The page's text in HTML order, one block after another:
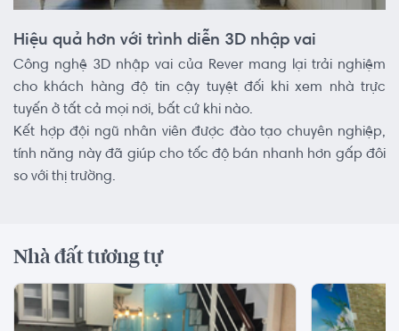
Hiệu quả hơn với trình diễn 3D nhập vai
Công nghệ 3D nhập vai của Rever mang lại trải nghiệm
cho khách hàng độ tin cậy tuyệt đối khi xem nhà trực
tuyến ở tất cả mọi nơi, bất cứ khi nào.
Kết hợp đội ngũ nhân viên được đào tạo chuyên nghiệp,
tính năng này đã giúp cho tốc độ bán nhanh hơn gấp đôi
so với thị trường.
Nhà đất tương tự